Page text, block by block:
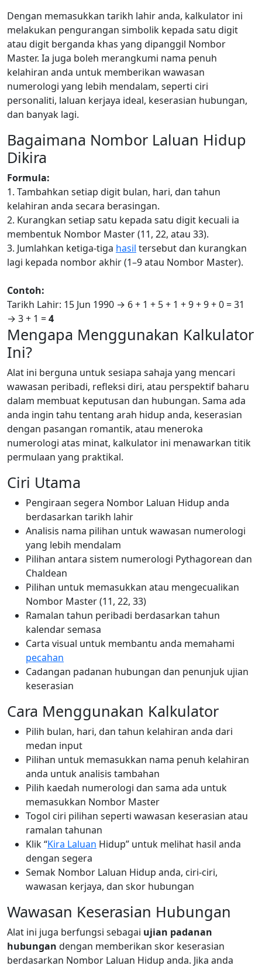
Dengan memasukkan tarikh lahir anda, kalkulator ini
melakukan pengurangan simbolik kepada satu digit
atau digit berganda khas yang dipanggil Nombor
Master. Ia juga boleh merangkumi nama penuh
kelahiran anda untuk memberikan wawasan
numerologi yang lebih mendalam, seperti ciri
personaliti, laluan kerjaya ideal, keserasian hubungan,
dan banyak lagi.
Bagaimana Nombor Laluan Hidup
Dikira
Formula:
1. Tambahkan setiap digit bulan, hari, dan tahun
kelahiran anda secara berasingan.
2. Kurangkan setiap satu kepada satu digit kecuali ia
membentuk Nombor Master (11, 22, atau 33).
3. Jumlahkan ketiga-tiga hasil tersebut dan kurangkan
lagi kepada nombor akhir (1–9 atau Nombor Master).
Contoh:
Tarikh Lahir: 15 Jun 1990 → 6 + 1 + 5 + 1 + 9 + 9 + 0 = 31
→ 3 + 1 =4
Mengapa Menggunakan Kalkulator
Ini?
Alat ini berguna untuk sesiapa sahaja yang mencari
wawasan peribadi, refleksi diri, atau perspektif baharu
dalam membuat keputusan dan hubungan. Sama ada
anda ingin tahu tentang arah hidup anda, keserasian
dengan pasangan romantik, atau meneroka
numerologi atas minat, kalkulator ini menawarkan titik
permulaan yang praktikal.
Ciri Utama
Pengiraan segera Nombor Laluan Hidup anda
berdasarkan tarikh lahir
Analisis nama pilihan untuk wawasan numerologi
yang lebih mendalam
Pilihan antara sistem numerologi Pythagorean dan
Chaldean
Pilihan untuk memasukkan atau mengecualikan
Nombor Master (11, 22, 33)
Ramalan tahun peribadi berdasarkan tahun
kalendar semasa
Carta visual untuk membantu anda memahami
pecahan
Cadangan padanan hubungan dan penunjuk ujian
keserasian
Cara Menggunakan Kalkulator
Pilih bulan, hari, dan tahun kelahiran anda dari
medan input
Pilihan untuk memasukkan nama penuh kelahiran
anda untuk analisis tambahan
Pilih kaedah numerologi dan sama ada untuk
memasukkan Nombor Master
Togol ciri pilihan seperti wawasan keserasian atau
ramalan tahunan
Klik “Kira Laluan Hidup” untuk melihat hasil anda
dengan segera
Semak Nombor Laluan Hidup anda, ciri-ciri,
wawasan kerjaya, dan skor hubungan
Wawasan Keserasian Hubungan
Alat ini juga berfungsi sebagai ujian padanan
hubungan dengan memberikan skor keserasian
berdasarkan Nombor Laluan Hidup anda. Jika anda